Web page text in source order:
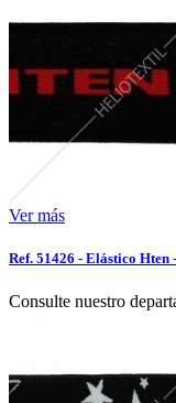
Ver más
Ref. 51426 - Elástico Hten
Consulte nuestro